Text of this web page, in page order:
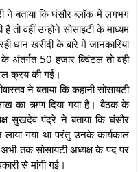
ने बताया कि घंसौर ब्लॉक में लगभग
तो वहीं उन्होंने सोसाइटी के माध्यम
धान खरीदी के बारे में जानकारियां
अंतर्गत 50 हजार क्विंटल तो वही
क्रय की गई।
ने बताया कि कहानी सोसायटी
का ऋण दिया गया है। बैठक के
सुखदेव पंद्रे ने बताया कि घंसौर
लाया गया था परंतु उनके कार्यकाल
तक सोसायटी अध्यक्ष के पद पर
से मांगी गई।